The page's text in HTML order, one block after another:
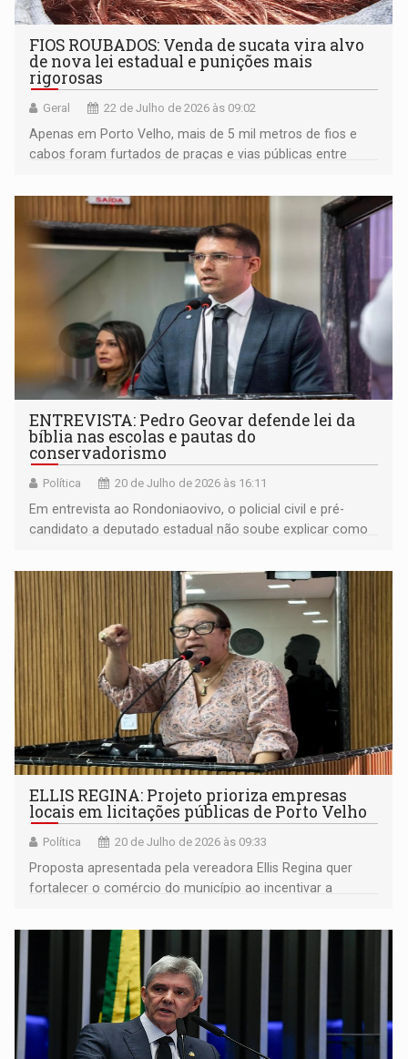
FIOS ROUBADOS: Venda de sucata vira alvo
de nova lei estadual e punições mais
rigorosas
Geral 22 de Julho de 2026 às 09:02
Apenas em Porto Velho, mais de 5 mil metros de fios e
cabos foram furtados de praças e vias públicas entre
milhão
ENTREVISTA: Pedro Geovar defende lei da
bíblia nas escolas e pautas do
conservadorismo
Política 20 de Julho de 2026 às 16:11
Em entrevista ao Rondoniaovivo, o policial civil e pré-
candidato a deputado estadual não soube explicar como
à gestão da segurança pública do governo de Rondônia
ELLIS REGINA: Projeto prioriza empresas
locais em licitações públicas de Porto Velho
Política 20 de Julho de 2026 às 09:33
Proposta apresentada pela vereadora Ellis Regina quer
fortalecer o comércio do município ao incentivar a
com a Prefeitura